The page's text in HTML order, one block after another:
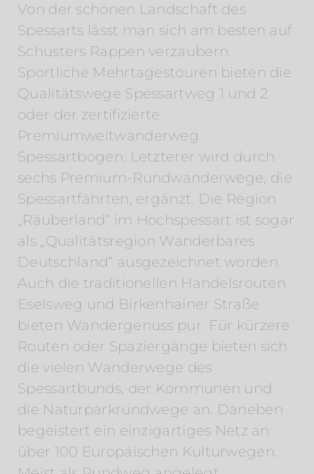
Von der schönen Landschaft des
Spessarts lässt man sich am besten auf
Schusters Rappen verzaubern.
Sportliche Mehrtagestouren bieten die
Qualitätswege Spessartweg 1 und 2
oder der zertifizierte
Premiumweitwanderweg
Spessartbogen. Letzterer wird durch
sechs Premium-Rundwanderwege, die
Spessartfährten, ergänzt. Die Region
„Räuberland“ im Hochspessart ist sogar
als „Qualitätsregion Wanderbares
Deutschland“ ausgezeichnet worden.
Auch die traditionellen Handelsrouten
Eselsweg und Birkenhainer Straße
bieten Wandergenuss pur. Für kürzere
Routen oder Spaziergänge bieten sich
die vielen Wanderwege des
Spessartbunds, der Kommunen und
die Naturparkrundwege an. Daneben
begeistert ein einzigartiges Netz an
über 100 Europäischen Kulturwegen.